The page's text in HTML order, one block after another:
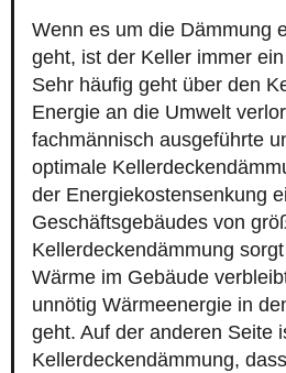
Wenn es um die Dämmung
geht, ist der Keller immer
Sehr häufig geht über den
Energie an die Umwelt
fachmännisch ausgeführte
optimale
der Energiekostensenkung
Geschäftsgebäudes von
Kellerdeckendämmung
Wärme im Gebäude
unnötig Wärmeenergie in
geht. Auf der anderen Seite
Kellerdeckendämmung,